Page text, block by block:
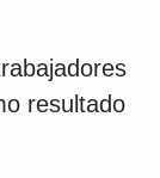
resultado